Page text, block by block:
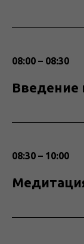
08:00 – 08:30
Введение
08:30 – 10:00